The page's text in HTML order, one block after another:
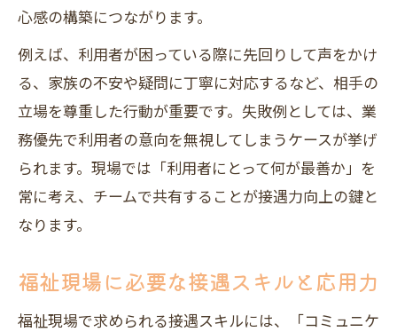
心感の構築につながります。
例えば、利用者が困っている際に先回りして声をかけ
る、家族の不安や疑問に丁寧に対応するなど、相手の
立場を尊重した行動が重要です。失敗例としては、業
務優先で利用者の意向を無視してしまうケースが挙げ
られます。現場では「利用者にとって何が最善か」を
常に考え、チームで共有することが接遇力向上の鍵と
なります。
福祉現場に必要な接遇スキルと応用力
福祉現場で求められる接遇スキルには、「コミュニケ